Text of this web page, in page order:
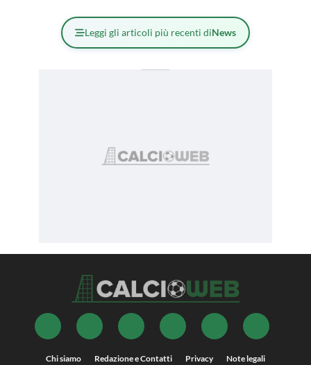
Leggi gli articoli più recenti diNews
Chi siamo Redazione e Contatti Privacy Note legali